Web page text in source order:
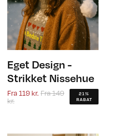
Eget Design -
Strikket Nissehue
Fra 119 kr. Fra149
kr.
21%
RABAT